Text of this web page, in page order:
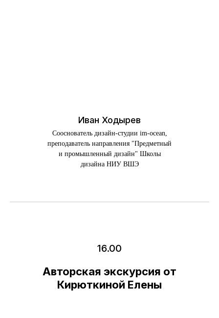
Иван Ходырев
Сооснователь дизайн-студии im-ocean,
преподаватель направления "Предметный
и промышленный дизайн" Школы
дизайна НИУ ВШЭ
16.00
Авторская экскурсия от
Кирюткиной Елены
21 февраля